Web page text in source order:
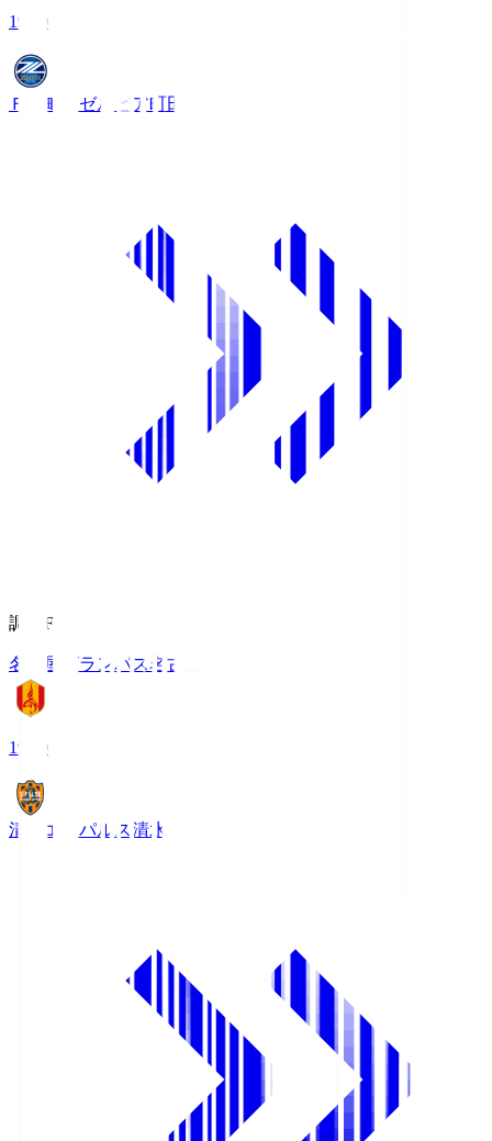
19:00
ＦＣ町田ゼルビア町田
調布FM
名古屋グランパス名古屋
19:00
清水エスパルス 清水